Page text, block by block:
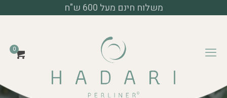
משלוח חינם מעל 600 ש"ח
0